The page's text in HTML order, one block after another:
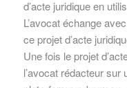
d’acte juridique en
L’avocat échange
ce projet d’acte
Une fois le projet
l’avocat rédacteur sur